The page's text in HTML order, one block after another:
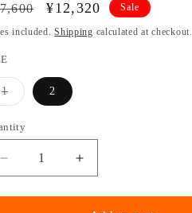
o
Sale
price
¥12,320 Sale
included.Shipping calculated at checkout.
1Variant
sold
or
unavailable
2
Decrease
quantity
for
Increase
quantity
for